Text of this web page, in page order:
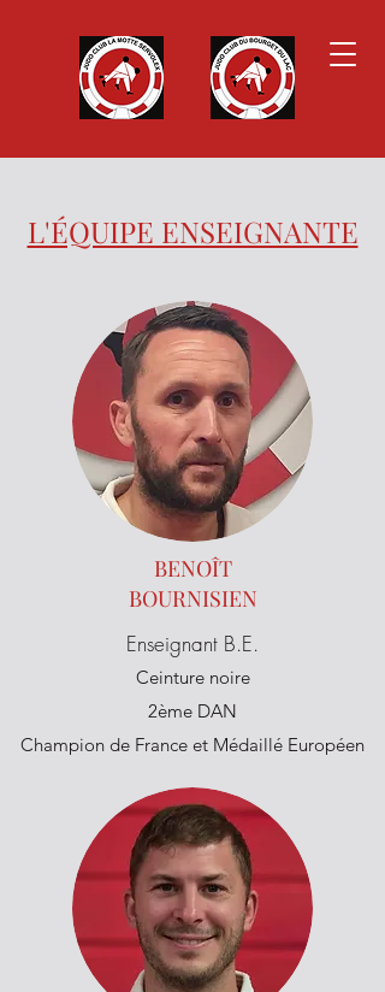
L'ÉQUIPE ENSEIGNANTE
BENOÎT
BOURNISIEN
Enseignant B.E.
Ceinture noire
2ème DAN
Champion de France et Médaillé Européen